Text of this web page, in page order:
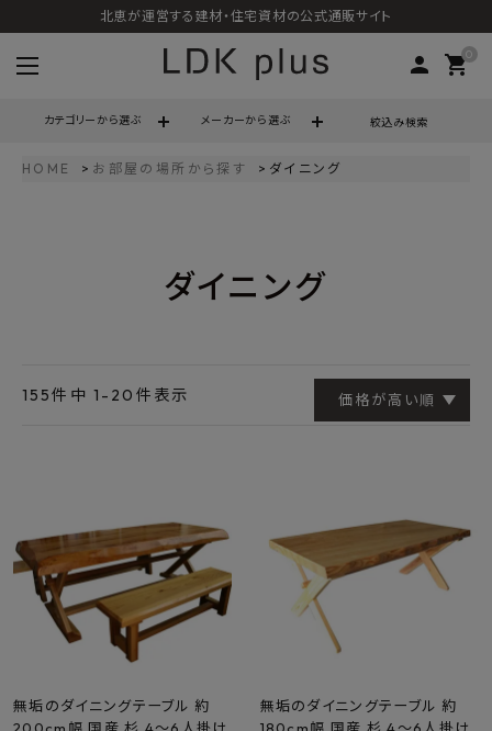
北恵が運営する建材・住宅資材の公式通販サイト
person 0
shopping_cart
カテゴリーから選ぶ メーカーから選ぶ 絞込み検索
06-6121-9302
ようこそ ゲスト 様
最近チェックした商品
FAX注文はこちらから
カテゴリーから選ぶ
メーカーから選ぶ
HOME お部屋の場所から探す ダイニング
ダイニング
価格が高い順
155件中 1 - 20 件表示
無垢のダイニングテーブル 約
無垢のダイニングテーブル 約